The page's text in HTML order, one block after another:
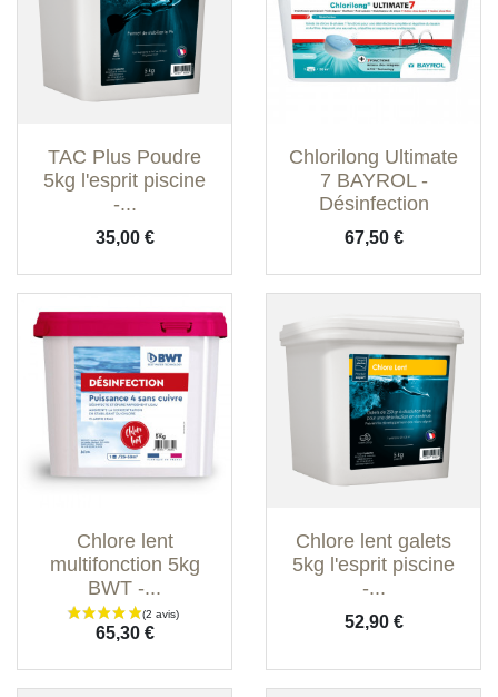
TAC Plus Poudre
5kg l'esprit piscine
-...
Prix
35,00 €
Chlorilong Ultimate
7 BAYROL -
Désinfection
Prix
67,50 €
Chlore lent
multifonction 5kg
BWT -...
Prix
65,30 €
Chlore lent galets
5kg l'esprit piscine
-...
Prix
52,90 €